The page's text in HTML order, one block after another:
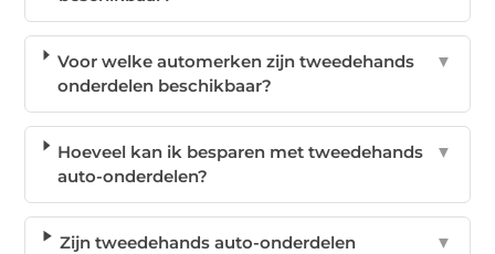
Voor welke automerken zijn tweedehands
onderdelen beschikbaar?
▼
Hoeveel kan ik besparen met tweedehands
auto-onderdelen?
▼
Zijn tweedehands auto-onderdelen
▼